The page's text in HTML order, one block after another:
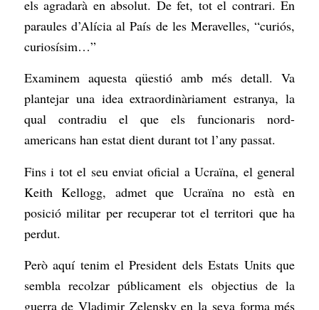
els agradarà en absolut. De fet, tot el contrari. En
paraules d’Alícia al País de les Meravelles, “curiós,
curiosísim…”
Examinem aquesta qüestió amb més detall. Va
plantejar una idea extraordinàriament estranya, la
qual contradiu el que els funcionaris nord-
americans han estat dient durant tot l’any passat.
Fins i tot el seu enviat oficial a Ucraïna, el general
Keith Kellogg, admet que Ucraïna no està en
posició militar per recuperar tot el territori que ha
perdut.
Però aquí tenim el President dels Estats Units que
sembla recolzar públicament els objectius de la
guerra de Vladimir Zelensky en la seva forma més